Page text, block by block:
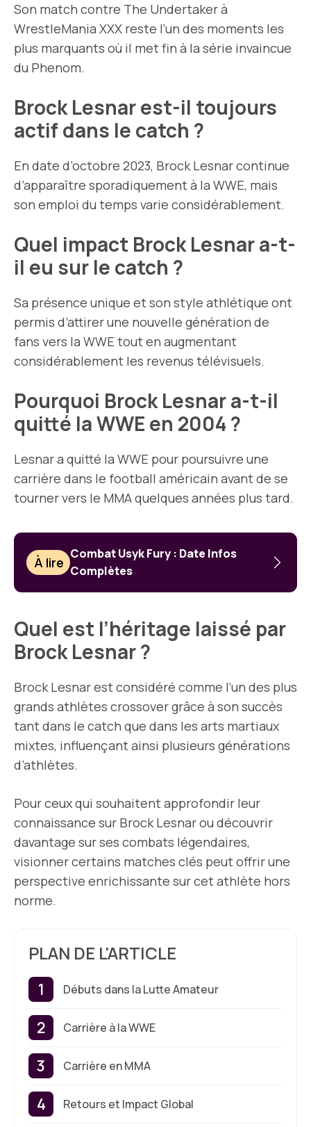
Son match contre The Undertaker à
WrestleMania XXX reste l’un des moments les
plus marquants où il met fin à la série invaincue
du Phenom.
Brock Lesnar est-il toujours
actif dans le catch ?
En date d’octobre 2023, Brock Lesnar continue
d’apparaître sporadiquement à la WWE, mais
son emploi du temps varie considérablement.
Quel impact Brock Lesnar a-t-
il eu sur le catch ?
Sa présence unique et son style athlétique ont
permis d’attirer une nouvelle génération de
fans vers la WWE tout en augmentant
considérablement les revenus télévisuels.
Pourquoi Brock Lesnar a-t-il
quitté la WWE en 2004 ?
Lesnar a quitté la WWE pour poursuivre une
carrière dans le football américain avant de se
tourner vers le MMA quelques années plus tard.
À lire
Combat Usyk Fury : Date Infos
Complètes
Quel est l’héritage laissé par
Brock Lesnar ?
Brock Lesnar est considéré comme l’un des plus
grands athlètes crossover grâce à son succès
tant dans le catch que dans les arts martiaux
mixtes, influençant ainsi plusieurs générations
d’athlètes.
Pour ceux qui souhaitent approfondir leur
connaissance sur Brock Lesnar ou découvrir
davantage sur ses combats légendaires,
visionner certains matches clés peut offrir une
perspective enrichissante sur cet athlète hors
norme.
PLAN DE L'ARTICLE
Débuts dans la Lutte Amateur
Carrière à la WWE
Carrière en MMA
Retours et Impact Global